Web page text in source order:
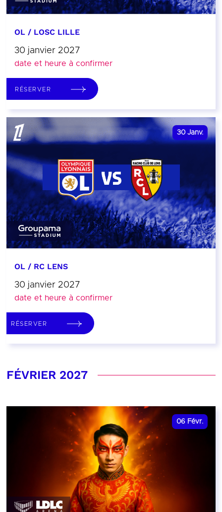
OL / LOSC LILLE
30 janvier 2027
date et heure à confirmer
RÉSERVER
30 Janv.
OL / RC LENS
30 janvier 2027
date et heure à confirmer
RÉSERVER
FÉVRIER 2027
06 Févr.